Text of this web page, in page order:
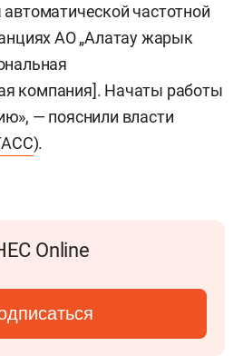
частотной
АО „Алатау жарык
компания]. Начаты работы
— пояснили власти
).
Online